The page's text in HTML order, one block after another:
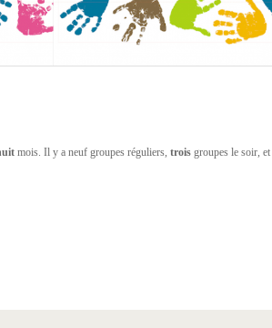
mois. Il y a neuf groupes réguliers, trois groupes le soir, et